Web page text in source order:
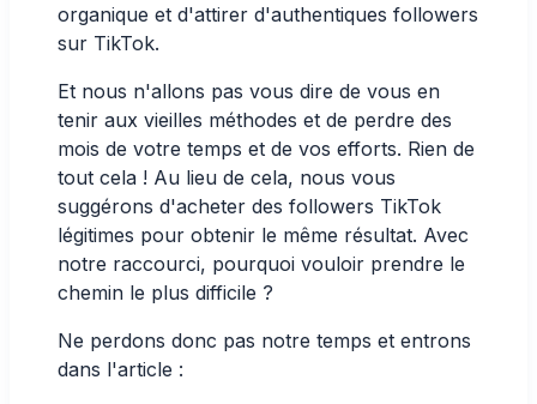
organique et d'attirer d'authentiques followers
sur TikTok.
Et nous n'allons pas vous dire de vous en
tenir aux vieilles méthodes et de perdre des
mois de votre temps et de vos efforts. Rien de
tout cela ! Au lieu de cela, nous vous
suggérons d'acheter des followers TikTok
légitimes pour obtenir le même résultat. Avec
notre raccourci, pourquoi vouloir prendre le
chemin le plus difficile ?
Ne perdons donc pas notre temps et entrons
dans l'article :